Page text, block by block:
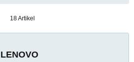
18 Artikel
LENOVO